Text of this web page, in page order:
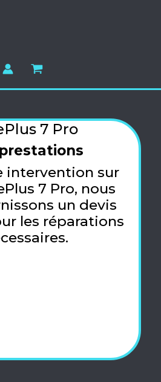
7 Pro
intervention sur
7 Pro, nous
un devis
les réparations